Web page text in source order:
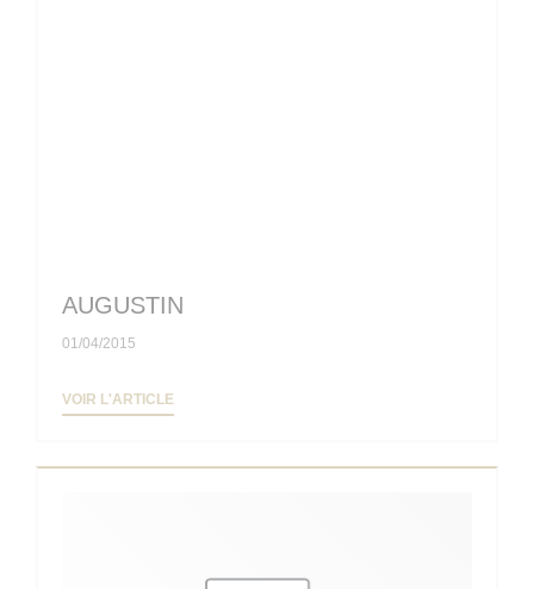
AUGUSTIN
01/04/2015
VOIR L'ARTICLE